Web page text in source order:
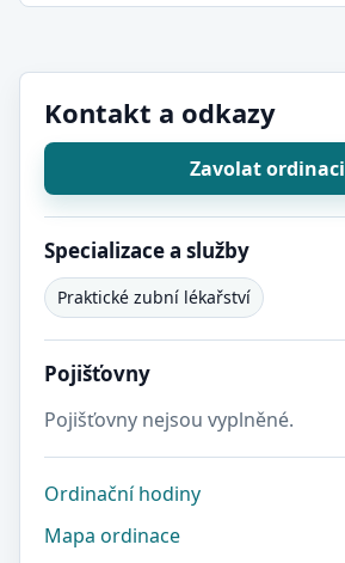
Kontakt a odkazy
Zavolat ordinaci
Specializace a služby
Praktické zubní lékařství
Pojišťovny
Pojišťovny nejsou vyplněné.
Ordinační hodiny
Mapa ordinace